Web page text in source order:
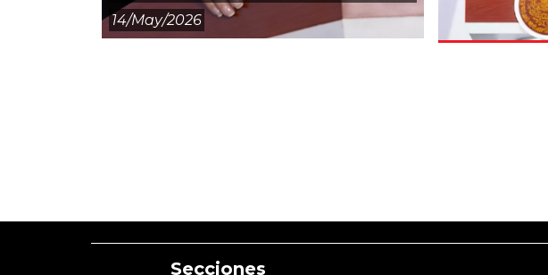
14/may/2026
Secciones